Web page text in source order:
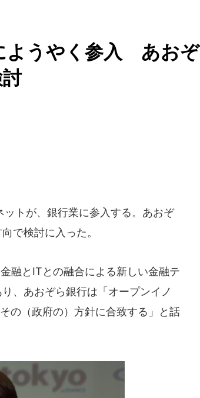
ようやく参入 あおぞ
トが、銀行業に参入する。あおぞ
で検討に入った。
融とITとの融合による新しい金融テ
、あおぞら銀行は「オープンイノ
の（政府の）方針に合致する」と話